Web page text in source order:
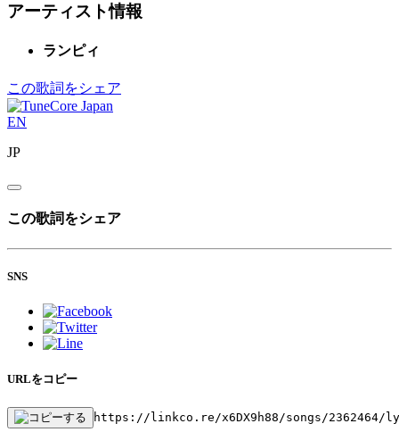
アーティスト情報
ランピィ
この歌詞をシェア
EN
JP
この歌詞をシェア
SNS
URLをコピー
https://linkco.re/x6DX9h88/songs/2362464/